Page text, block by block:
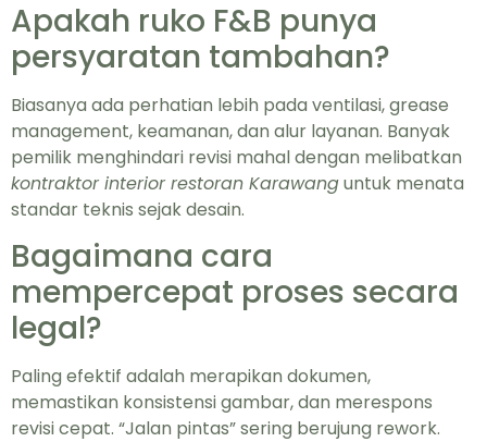
Apakah ruko F&B punya
persyaratan tambahan?
Biasanya ada perhatian lebih pada ventilasi, grease
management, keamanan, dan alur layanan. Banyak
pemilik menghindari revisi mahal dengan melibatkan
kontraktor interior restoran Karawanguntuk menata
standar teknis sejak desain.
Bagaimana cara
mempercepat proses secara
legal?
Paling efektif adalah merapikan dokumen,
memastikan konsistensi gambar, dan merespons
revisi cepat. “Jalan pintas” sering berujung rework.